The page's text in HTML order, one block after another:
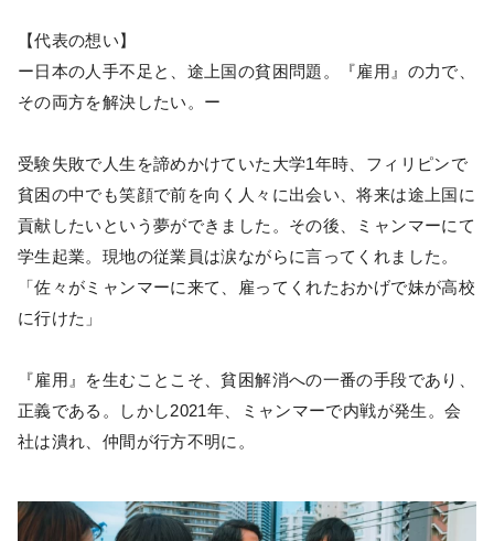
【代表の想い】
ー日本の人手不足と、途上国の貧困問題。『雇用』の力で、
その両方を解決したい。ー
受験失敗で人生を諦めかけていた大学1年時、フィリピンで
貧困の中でも笑顔で前を向く人々に出会い、将来は途上国に
貢献したいという夢ができました。その後、ミャンマーにて
学生起業。現地の従業員は涙ながらに言ってくれました。
「佐々がミャンマーに来て、雇ってくれたおかげで妹が高校
に行けた」
『雇用』を生むことこそ、貧困解消への一番の手段であり、
正義である。しかし2021年、ミャンマーで内戦が発生。会
社は潰れ、仲間が行方不明に。